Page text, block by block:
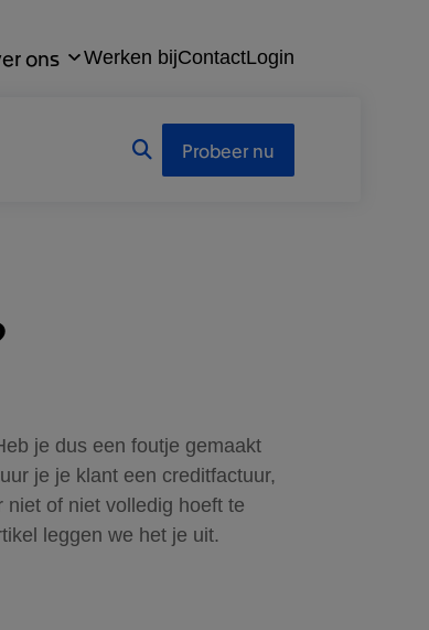
Probeer nu
ons Werken bijContactLogin
je dus een foutje gemaakt
je je klant een creditfactuur,
of niet volledig hoeft te
leggen we het je uit.